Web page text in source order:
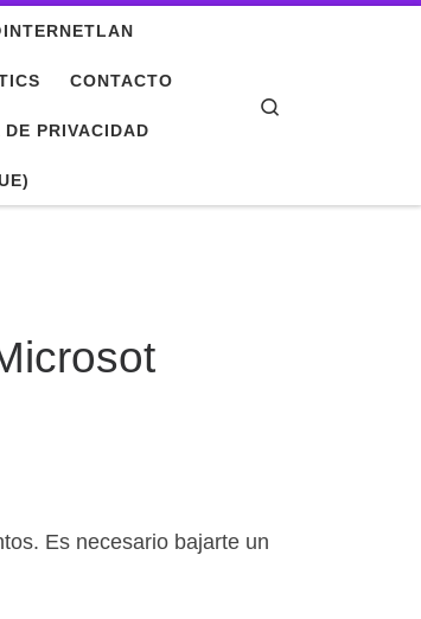
CONTACTO
PRIVACIDAD
Es necesario bajarte un